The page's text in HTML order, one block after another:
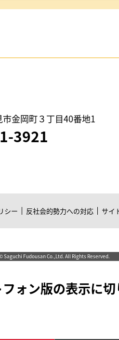
金岡町３丁目40番地1
3921
シー 反社会的勢力への対応 サイ
Saguchi Fudousan Co.,Ltd. All Rights Reserved.
ォン版の表示に切